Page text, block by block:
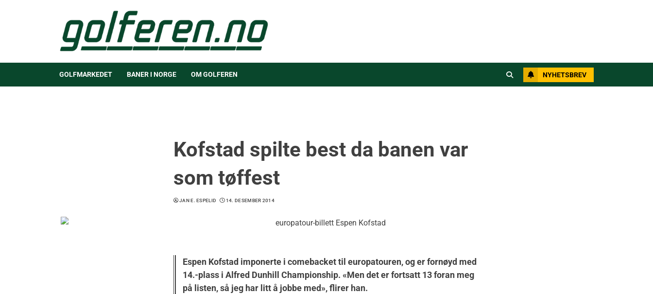
GOLFMARKEDET BANER I NORGE OM GOLFEREN NYHETSBREV
Kofstad spilte best da banen var
som tøffest
JAN E. ESPELID 14. DESEMBER 2014
Espen Kofstad imponerte i comebacket til europatouren, og er fornøyd med
14.-plass i Alfred Dunhill Championship. «Men det er fortsatt 13 foran meg
på listen, så jeg har litt å jobbe med», flirer han.